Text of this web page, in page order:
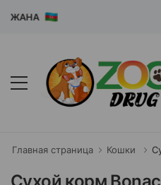
Главная страница Кошки